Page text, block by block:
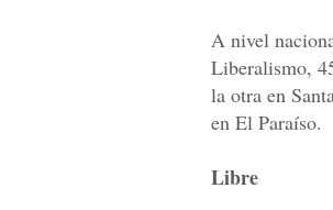
A nivel
Liberalismo,
la otra en
en El Paraíso.
Libre